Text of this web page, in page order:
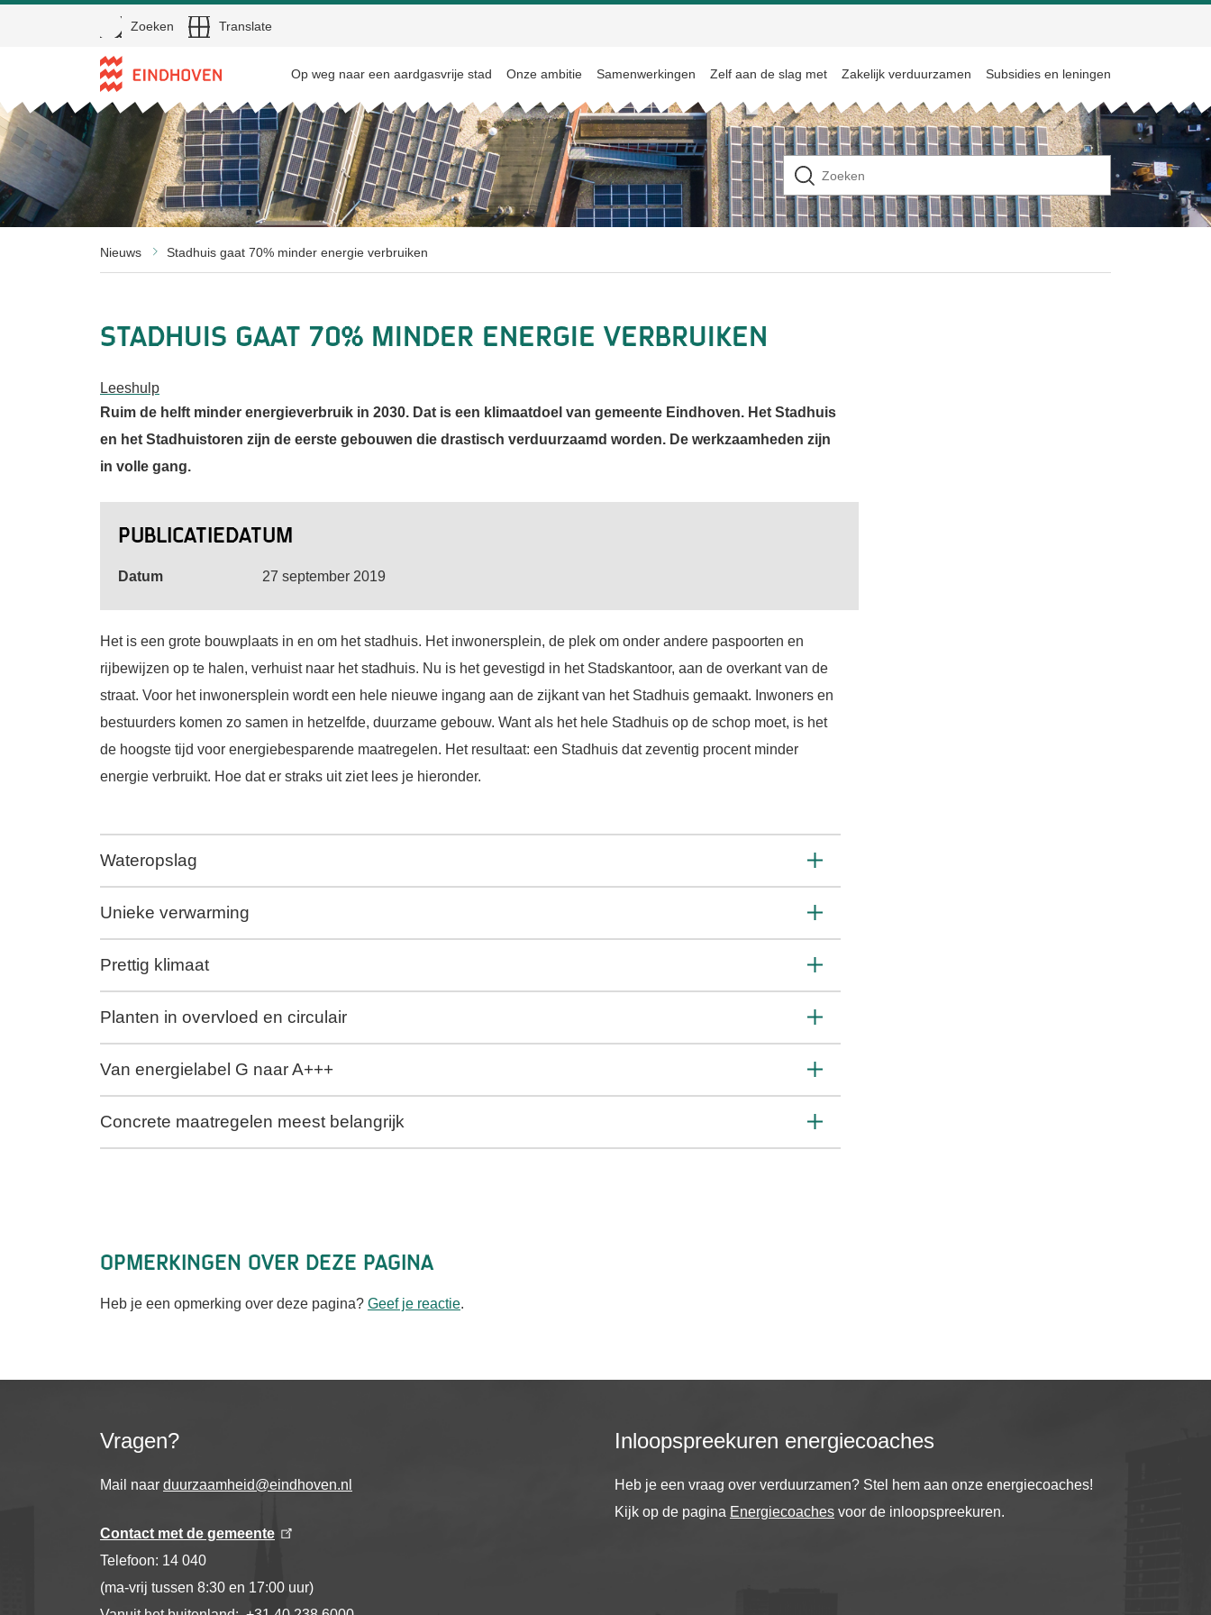
Direct naar de inhoud
Open
Zoeken Translate
Op weg naar een aardgasvrije stad Onze ambitie Samenwerkingen Zelf aan de slag met Zakelijk verduurzamen Subsidies en leningen
ben
op
zoek
Nieuws Stadhuis gaat 70% minder energie verbruiken
Stadhuis gaat 70% minder energie verbruiken
Leeshulp
Ruim de helft minder energieverbruik in 2030. Dat is een klimaatdoel van gemeente Eindhoven. Het Stadhuis
en het Stadhuistoren zijn de eerste gebouwen die drastisch verduurzaamd worden. De werkzaamheden zijn
in volle gang.
Publicatiedatum
Datum 27 september 2019
Het is een grote bouwplaats in en om het stadhuis. Het inwonersplein, de plek om onder andere paspoorten en
rijbewijzen op te halen, verhuist naar het stadhuis. Nu is het gevestigd in het Stadskantoor, aan de overkant van de
straat. Voor het inwonersplein wordt een hele nieuwe ingang aan de zijkant van het Stadhuis gemaakt. Inwoners en
bestuurders komen zo samen in hetzelfde, duurzame gebouw. Want als het hele Stadhuis op de schop moet, is het
de hoogste tijd voor energiebesparende maatregelen. Het resultaat: een Stadhuis dat zeventig procent minder
energie verbruikt. Hoe dat er straks uit ziet lees je hieronder.
Wateropslag
Unieke verwarming
Prettig klimaat
Planten in overvloed en circulair
Van energielabel G naar A+++
Concrete maatregelen meest belangrijk
Opmerkingen over deze pagina
Heb je een opmerking over deze pagina? Geef je reactie.
Vragen?
Mail naar duurzaamheid@eindhoven.nl
Contact met de gemeente
Telefoon: 14 040
(ma-vrij tussen 8:30 en 17:00 uur)
Inloopspreekuren energiecoaches
Heb je een vraag over verduurzamen? Stel hem aan onze energiecoaches!
Kijk op de pagina Energiecoaches voor de inloopspreekuren.